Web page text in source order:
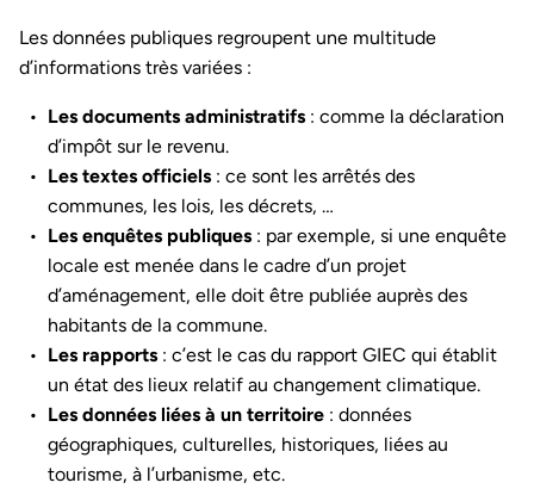
Les données publiques regroupent une multitude
d’informations très variées :
Les documents administratifs : comme la déclaration
d’impôt sur le revenu.
Les textes officiels : ce sont les arrêtés des
communes, les lois, les décrets, …
Les enquêtes publiques : par exemple, si une enquête
locale est menée dans le cadre d’un projet
d’aménagement, elle doit être publiée auprès des
habitants de la commune.
Les rapports : c’est le cas du rapport GIEC qui établit
un état des lieux relatif au changement climatique.
Les données liées à un territoire : données
géographiques, culturelles, historiques, liées au
tourisme, à l’urbanisme, etc.